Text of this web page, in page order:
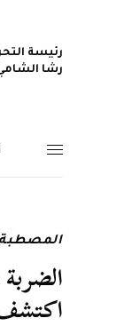
رئيسة
رشا
المصطبة